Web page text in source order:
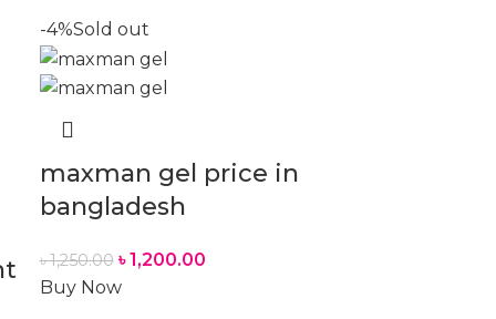
-4%Sold out
maxman gel price in
bangladesh
৳1,250.00 ৳1,200.00
Buy Now